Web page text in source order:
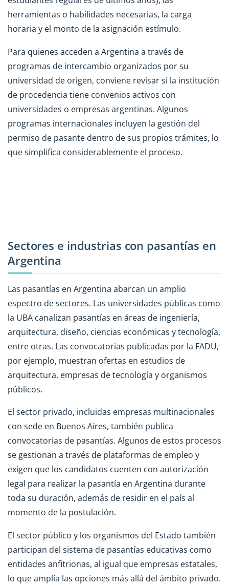
herramientas o habilidades necesarias, la carga
horaria y el monto de la asignación estímulo.
Para quienes acceden a Argentina a través de
programas de intercambio organizados por su
universidad de origen, conviene revisar si la institución
de procedencia tiene convenios activos con
universidades o empresas argentinas. Algunos
programas internacionales incluyen la gestión del
permiso de pasante dentro de sus propios trámites, lo
que simplifica considerablemente el proceso.
Sectores e industrias con pasantías en
Argentina
Las pasantías en Argentina abarcan un amplio
espectro de sectores. Las universidades públicas como
la UBA canalizan pasantías en áreas de ingeniería,
arquitectura, diseño, ciencias económicas y tecnología,
entre otras. Las convocatorias publicadas por la FADU,
por ejemplo, muestran ofertas en estudios de
arquitectura, empresas de tecnología y organismos
públicos.
El sector privado, incluidas empresas multinacionales
con sede en Buenos Aires, también publica
convocatorias de pasantías. Algunos de estos procesos
se gestionan a través de plataformas de empleo y
exigen que los candidatos cuenten con autorización
legal para realizar la pasantía en Argentina durante
toda su duración, además de residir en el país al
momento de la postulación.
El sector público y los organismos del Estado también
participan del sistema de pasantías educativas como
entidades anfitrionas, al igual que empresas estatales,
lo que amplía las opciones más allá del ámbito privado.